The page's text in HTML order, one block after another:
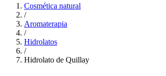
Cosmética natural
/
Aromaterapia
/
Hidrolatos
/
Hidrolato de Quillay